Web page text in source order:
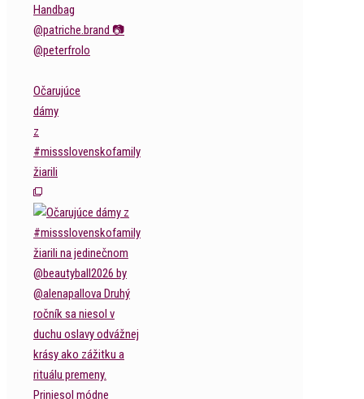
Očarujúce
dámy
z
#missslovenskofamily
žiarili